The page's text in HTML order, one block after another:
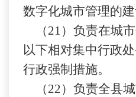
数字化城市管理的建
（21）负责在城
以下相对集中行政
行政强制措施。
（22）负责全县